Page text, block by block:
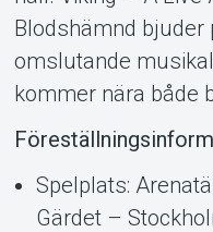
Blodshämnd bjuder
omslutande
kommer nära både
Spelplats:
Gärdet –